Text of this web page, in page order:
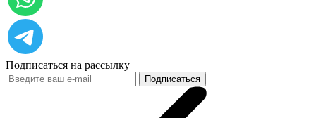
Подписаться на рассылку
Подписаться